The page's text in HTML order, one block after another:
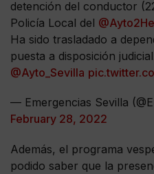
detención del conductor
Policía Local del
Ha sido trasladado a
puesta a disposición
@Ayto_Sevilla
— Emergencias Sevilla
February 28, 2022
Además, el programa
podido saber que la